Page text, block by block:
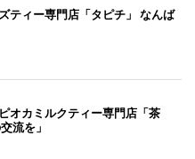
ティー専門店「タピチ」 なんば
オカミルクティー専門店「茶
流を」